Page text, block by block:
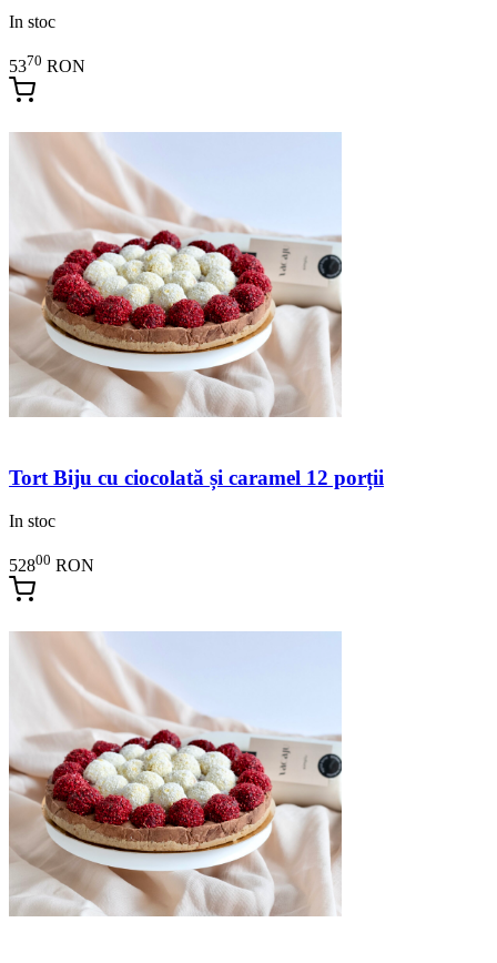
In stoc
5370 RON
Tort Biju cu ciocolată și caramel 12 porții
In stoc
52800 RON